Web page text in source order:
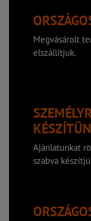
Megvásárolt
elszállítjuk.
Ajánlatunkat
szabva